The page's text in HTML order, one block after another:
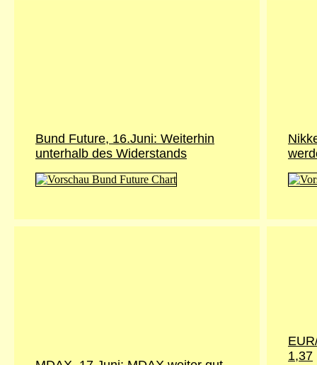
Bund Future, 16.Juni: Weiterhin
unterhalb des Widerstands
1,37